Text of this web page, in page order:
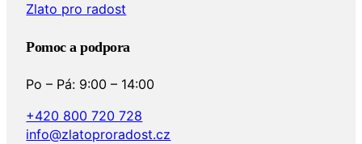
Zlato pro radost
Pomoc a podpora
Po – Pá: 9:00 – 14:00
+420 800 720 728
info@zlatoproradost.cz